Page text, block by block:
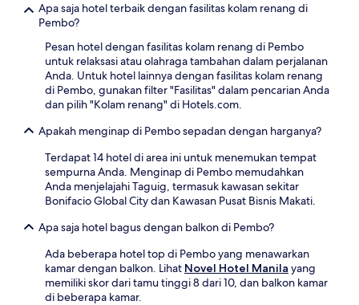
Apa saja hotel terbaik dengan fasilitas kolam renang di
Pembo?
Pesan hotel dengan fasilitas kolam renang di Pembo
untuk relaksasi atau olahraga tambahan dalam perjalanan
Anda. Untuk hotel lainnya dengan fasilitas kolam renang
di Pembo, gunakan filter "Fasilitas" dalam pencarian Anda
dan pilih "Kolam renang" di Hotels.com.
Apakah menginap di Pembo sepadan dengan harganya?
Terdapat 14 hotel di area ini untuk menemukan tempat
sempurna Anda. Menginap di Pembo memudahkan
Anda menjelajahi Taguig, termasuk kawasan sekitar
Bonifacio Global City dan Kawasan Pusat Bisnis Makati.
Apa saja hotel bagus dengan balkon di Pembo?
Ada beberapa hotel top di Pembo yang menawarkan
kamar dengan balkon. Lihat Novel Hotel Manila yang
memiliki skor dari tamu tinggi 8 dari 10, dan balkon kamar
di beberapa kamar.